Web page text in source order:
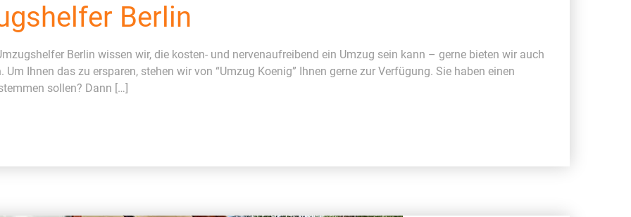
Berlin
Berlin wissen wir, die kosten- und nervenaufreibend ein Umzug sein kann – gerne bieten wir auch
Ihnen das zu ersparen, stehen wir von “Umzug Koenig” Ihnen gerne zur Verfügung. Sie haben einen
sollen? Dann […]